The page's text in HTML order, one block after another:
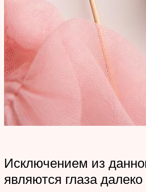
Исключением из
являются глаза